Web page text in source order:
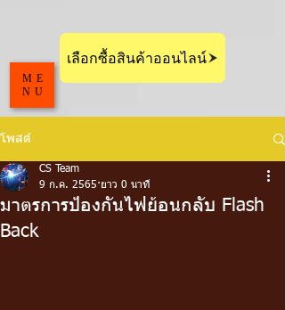
เลือกซื้อสินค้าออนไลน์
ME
NU
โพสต์
มาตรการป้องกันไฟย้อนกลับ Flash
Back
CS Team
9 ก.ค. 2565 ยาว 0 นาที